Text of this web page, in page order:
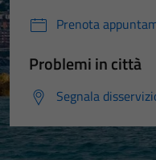
Prenota
Problemi in città
Segnala